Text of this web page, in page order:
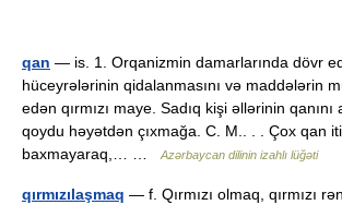
qan — is. 1. Orqanizmin damarlarında dövr
hüceyrələrinin qidalanmasını və maddələrin
edən qırmızı maye. Sadıq kişi əllərinin
qoydu həyətdən çıxmağa. C. M.. . . Çox qan
baxmayaraq,… …
Azərbaycan dilinin izahlı lüğəti
qırmızılaşmaq — f. Qırmızı olmaq, qırmızı